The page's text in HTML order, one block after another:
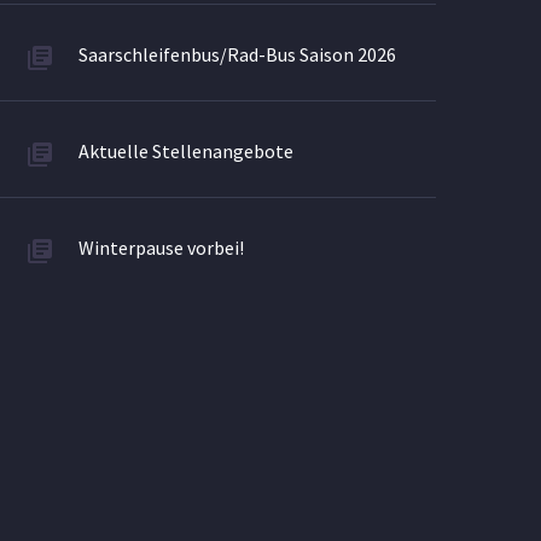
Saarschleifenbus/Rad-Bus Saison 2026
Aktuelle Stellenangebote
Winterpause vorbei!